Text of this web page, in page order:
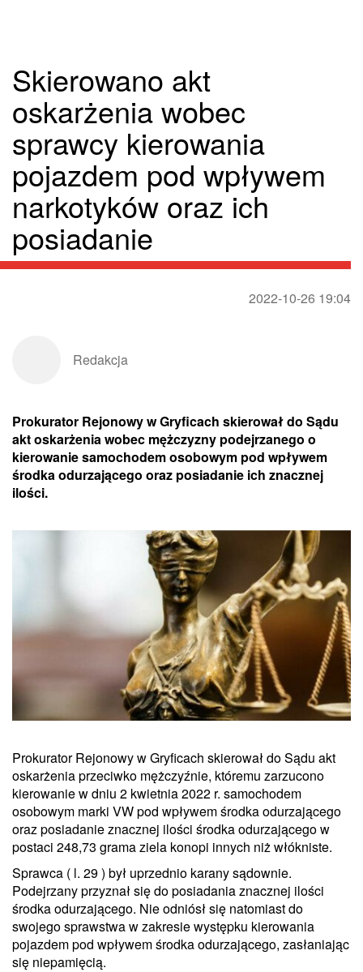
Skierowano akt
oskarżenia wobec
sprawcy kierowania
pojazdem pod wpływem
narkotyków oraz ich
posiadanie
2022-10-26 19:04
Redakcja
Prokurator Rejonowy w Gryficach skierował do Sądu
akt oskarżenia wobec mężczyzny podejrzanego o
kierowanie samochodem osobowym pod wpływem
środka odurzającego oraz posiadanie ich znacznej
ilości.
Prokurator Rejonowy w Gryficach skierował do Sądu akt
oskarżenia przeciwko mężczyźnie, któremu zarzucono
kierowanie w dniu 2 kwietnia 2022 r. samochodem
osobowym marki VW pod wpływem środka odurzającego
oraz posiadanie znacznej ilości środka odurzającego w
postaci 248,73 grama ziela konopi innych niż włókniste.
Sprawca ( l. 29 ) był uprzednio karany sądownie.
Podejrzany przyznał się do posiadania znacznej ilości
środka odurzającego. Nie odniósł się natomiast do
swojego sprawstwa w zakresie występku kierowania
pojazdem pod wpływem środka odurzającego, zasłaniając
się niepamięcią.